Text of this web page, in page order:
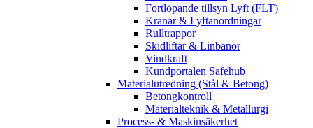
Fortlöpande tillsyn Lyft (FLT)
Kranar & Lyftanordningar
Rulltrappor
Skidliftar & Linbanor
Vindkraft
Kundportalen Safehub
Materialutredning (Stål & Betong)
Betongkontroll
Materialteknik & Metallurgi
Process- & Maskinsäkerhet